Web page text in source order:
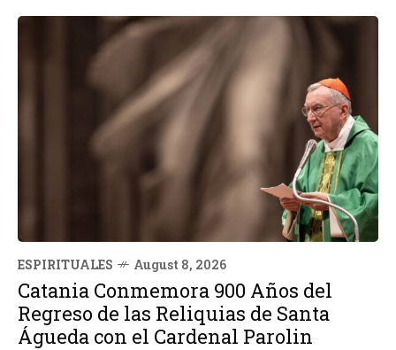
ESPIRITUALES August 8, 2026
Catania Conmemora 900 Años del
Regreso de las Reliquias de Santa
Águeda con el Cardenal Parolin